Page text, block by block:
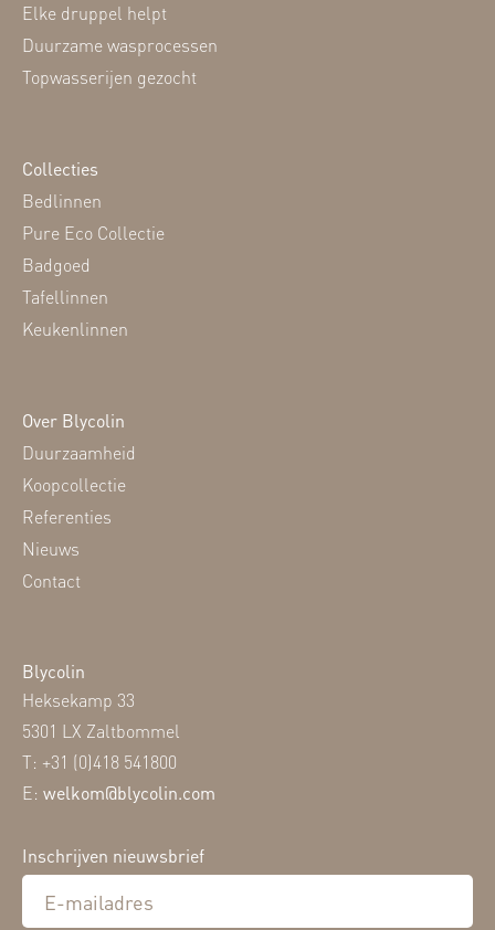
Elke druppel helpt
Duurzame wasprocessen
Topwasserijen gezocht
Collecties
Bedlinnen
Pure Eco Collectie
Badgoed
Tafellinnen
Keukenlinnen
Over Blycolin
Duurzaamheid
Koopcollectie
Referenties
Nieuws
Contact
Blycolin
Heksekamp 33
5301 LX Zaltbommel
T: +31 (0)418 541800
E: welkom@blycolin.com
Inschrijven nieuwsbrief